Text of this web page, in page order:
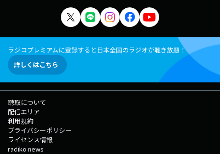
ラジコプレミアムに登録すると日本全国のラジオが聴き放題！
詳しくはこちら
聴取について
配信エリア
利用規約
プライバシーポリシー
ライセンス情報
radiko news